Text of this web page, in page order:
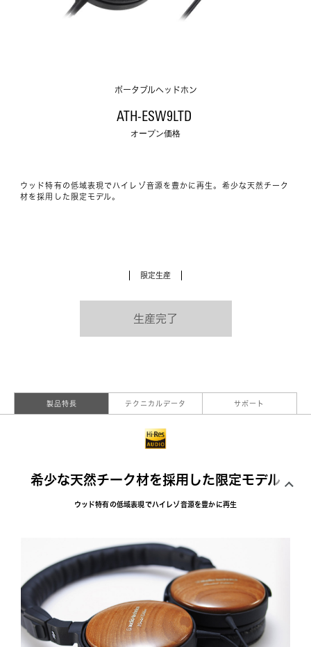
ポータブルヘッドホン
ATH-ESW9LTD
オープン価格
ウッド特有の低域表現でハイレゾ音源を豊かに再生。希少な天然チーク
材を採用した限定モデル。
限定生産
生産完了
製品特長 テクニカルデータ サポート
希少な天然チーク材を採用した限定モデル
ウッド特有の低域表現でハイレゾ音源を豊かに再生